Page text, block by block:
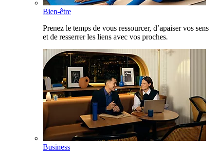
Bien-être
Prenez le temps de vous ressourcer, d’apaiser vos sens
et de resserrer les liens avec vos proches.
Business